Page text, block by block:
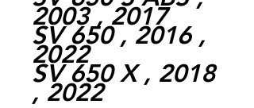
2003 , 2017
SV 650 , 2016 ,
2022
SV 650 X , 2018
, 2022